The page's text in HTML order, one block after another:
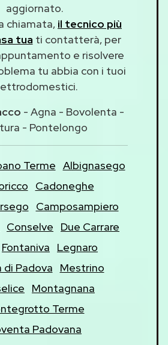
aggiornato.
chiamata, il tecnico più
tua ti contatterà, per
e risolvere
tu abbia con i tuoi
- Agna - Bovolenta -
- Pontelongo
Terme Albignasego
Cadoneghe
Camposampiero
Conselve
Due Carrare
Fontaniva
Legnaro
di Padova
Mestrino
Montagnana
Terme
Padovana